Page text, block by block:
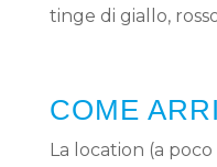
tinge di giallo,
COME
La location (a